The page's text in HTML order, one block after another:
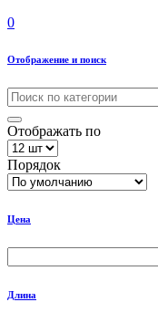
0
Отображение и поиск
Отображать по
Порядок
Цена
Длина